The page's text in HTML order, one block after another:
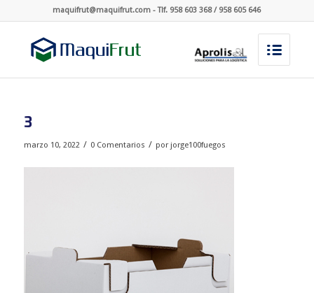
maquifrut@maquifrut.com - Tlf. 958 603 368 / 958 605 646
3
marzo 10, 2022 / 0 Comentarios / por jorge100fuegos